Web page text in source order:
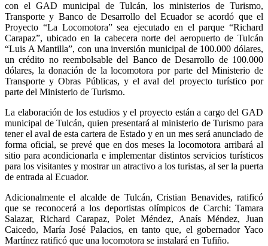
con el GAD municipal de Tulcán, los ministerios de Turismo,
Transporte y Banco de Desarrollo del Ecuador se acordó que el
Proyecto “La Locomotora” sea ejecutado en el parque “Richard
Carapaz”, ubicado en la cabecera norte del aeropuerto de Tulcán
“Luis A Mantilla”, con una inversión municipal de 100.000 dólares,
un crédito no reembolsable del Banco de Desarrollo de 100.000
dólares, la donación de la locomotora por parte del Ministerio de
Transporte y Obras Públicas, y el aval del proyecto turístico por
parte del Ministerio de Turismo.
La elaboración de los estudios y el proyecto están a cargo del GAD
municipal de Tulcán, quien presentará al ministerio de Turismo para
tener el aval de esta cartera de Estado y en un mes será anunciado de
forma oficial, se prevé que en dos meses la locomotora arribará al
sitio para acondicionarla e implementar distintos servicios turísticos
para los visitantes y mostrar un atractivo a los turistas, al ser la puerta
de entrada al Ecuador.
Adicionalmente el alcalde de Tulcán, Cristian Benavides, ratificó
que se reconocerá a los deportistas olímpicos de Carchi: Tamara
Salazar, Richard Carapaz, Polet Méndez, Anaís Méndez, Juan
Caicedo, María José Palacios, en tanto que, el gobernador Yaco
Martínez ratificó que una locomotora se instalará en Tufiño.